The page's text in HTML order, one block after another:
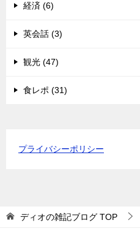
経済 (6)
英会話 (3)
観光 (47)
食レポ (31)
プライバシーポリシー
ディオの雑記ブログ TOP